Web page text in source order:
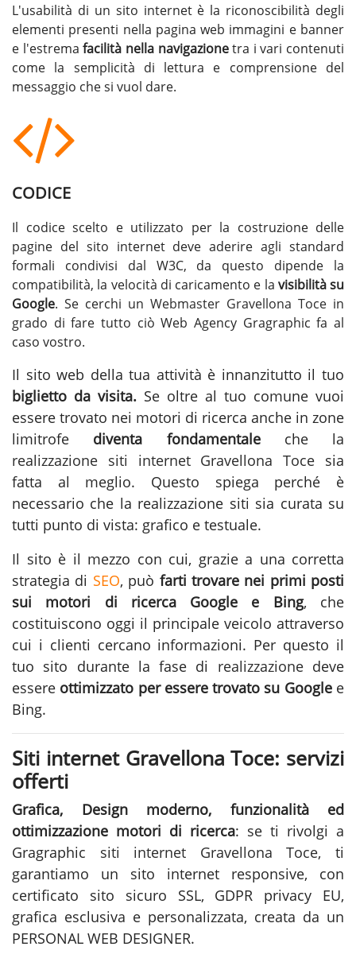
L'usabilità di un sito internet è la riconoscibilità degli
elementi presenti nella pagina web immagini e banner
e l'estremafacilità nella navigazionetra i vari contenuti
come la semplicità di lettura e comprensione del
messaggio che si vuol dare.
CODICE
Il codice scelto e utilizzato per la costruzione delle
pagine del sito internet deve aderire agli standard
formali condivisi dal W3C, da questo dipende la
compatibilità, la velocità di caricamento e la visibilità su
Google. Se cerchi un Webmaster Gravellona Toce in
grado di fare tutto ciò Web Agency Gragraphic fa al
caso vostro.
Il sito web della tua attività è innanzitutto il tuo
biglietto da visita. Se oltre al tuo comune vuoi
essere trovato nei motori di ricerca anche in zone
limitrofe diventa fondamentaleche la
realizzazione siti internet Gravellona Toce sia
fatta al meglio. Questo spiega perché è
necessario che la realizzazione siti sia curata su
tutti punto di vista: grafico e testuale.
Il sito è il mezzo con cui, grazie a una corretta
strategia di SEO, può farti trovare nei primi posti
sui motori di ricerca Google e Bing, che
costituiscono oggi il principale veicolo attraverso
cui i clienti cercano informazioni. Per questo il
tuo sito durante la fase di realizzazionedeve
essere ottimizzato per essere trovato su Googlee
Bing.
Siti internet Gravellona Toce: servizi
offerti
Grafica, Design moderno, funzionalità ed
ottimizzazione motori di ricerca: se ti rivolgi a
Gragraphic siti internet Gravellona Toce, ti
garantiamo un sito internet responsive, con
certificato sito sicuro SSL, GDPR privacy EU,
grafica esclusiva e personalizzata, creata da un
PERSONAL WEB DESIGNER.